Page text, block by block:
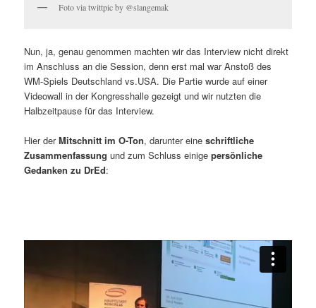
Foto via twittpic by @slangemak
Nun, ja, genau genommen machten wir das Interview nicht direkt
im Anschluss an die Session, denn erst mal war Anstoß des
WM-Spiels Deutschland vs.USA. Die Partie wurde auf einer
Videowall in der Kongresshalle gezeigt und wir nutzten die
Halbzeitpause für das Interview.
Hier derMitschnitt im O-Ton, darunter eineschriftliche
Zusammenfassung und zum Schluss einige persönliche
Gedanken zu DrEd: